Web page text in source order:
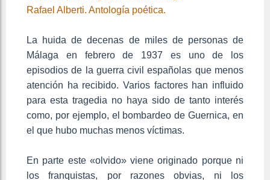
Rafael Alberti. Antología poética.
La huida de decenas de miles de personas de
Málaga en febrero de 1937 es uno de los
episodios de la guerra civil españolas que menos
atención ha recibido. Varios factores han influido
para esta tragedia no haya sido de tanto interés
como, por ejemplo, el bombardeo de Guernica, en
el que hubo muchas menos víctimas.
En parte este «olvido» viene originado porque ni
los franquistas, por razones obvias, ni los